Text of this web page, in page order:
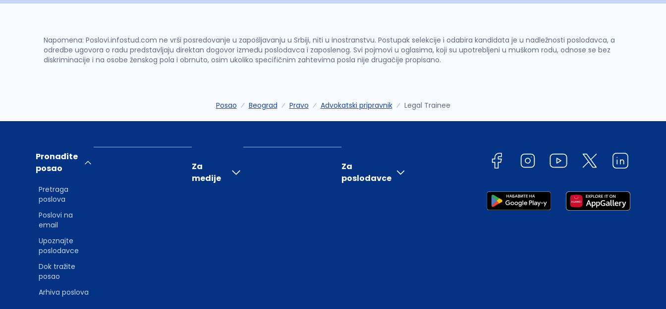
Napomena: Poslovi.infostud.com ne vrši posredovanje u zapošljavanju u Srbiji, niti u inostranstvu. Postupak selekcije i odabira kandidata je u nadležnosti poslodavca, a
odredbe ugovora o radu predstavljaju direktan dogovor između poslodavca i zaposlenog. Svi pojmovi u oglasima, koji su upotrebljeni u muškom rodu, odnose se bez
diskriminacije i na osobe ženskog pola i obrnuto, osim ukoliko specifičnim zahtevima posla nije drugačije propisano.
Posao Beograd Pravo Advokatski pripravnik Legal Trainee
Pronađite
posao
Pretraga
poslova
Poslovi na
email
Upoznajte
poslodavce
Dok tražite
posao
Arhiva poslova
Za
medije
Za
poslodavce